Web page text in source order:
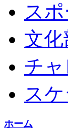
ス
文化
チ
ス
ホーム